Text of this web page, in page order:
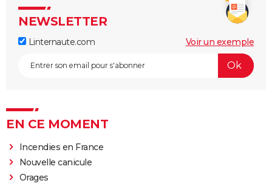
NEWSLETTER
Linternaute.com Voir un exemple
EN CE MOMENT
Incendies en France
Nouvelle canicule
Orages